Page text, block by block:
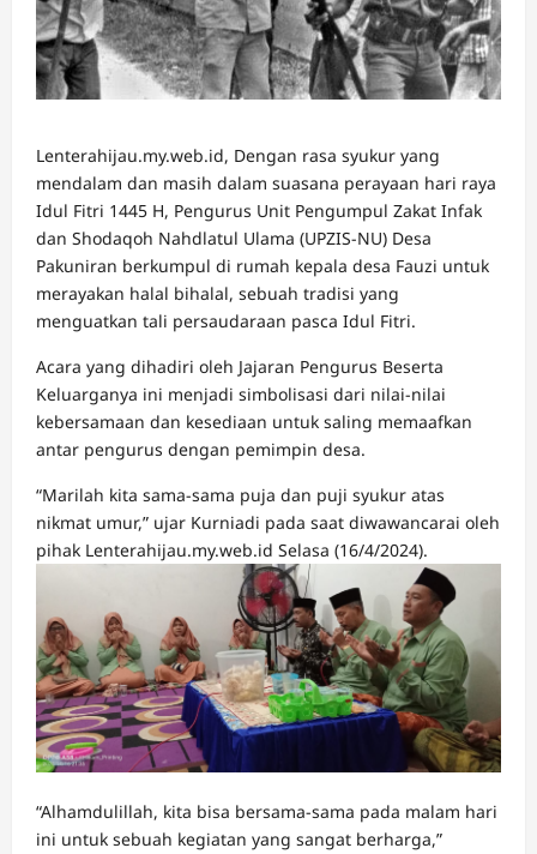
Lenterahijau.my.web.id, Dengan rasa syukur yang
mendalam dan masih dalam suasana perayaan hari raya
Idul Fitri 1445 H, Pengurus Unit Pengumpul Zakat Infak
dan Shodaqoh Nahdlatul Ulama (UPZIS-NU) Desa
Pakuniran berkumpul di rumah kepala desa Fauzi untuk
merayakan halal bihalal, sebuah tradisi yang
menguatkan tali persaudaraan pasca Idul Fitri.
Acara yang dihadiri oleh Jajaran Pengurus Beserta
Keluarganya ini menjadi simbolisasi dari nilai-nilai
kebersamaan dan kesediaan untuk saling memaafkan
antar pengurus dengan pemimpin desa.
“Marilah kita sama-sama puja dan puji syukur atas
nikmat umur,” ujar Kurniadi pada saat diwawancarai oleh
pihak Lenterahijau.my.web.id Selasa (16/4/2024).
“Alhamdulillah, kita bisa bersama-sama pada malam hari
ini untuk sebuah kegiatan yang sangat berharga,”